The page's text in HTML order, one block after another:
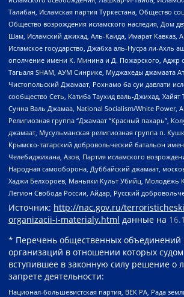
Талибан, Исламская партия Туркестана, Общество
Общество возрождения исламского наследия, Дом
Шам, Исламский джихад, Аль-Каида, Имарат Кавказ,
Исламское государство, Джабха аль-Нусра ли-Ахль
ополчение имени К. Минина и Д. Пожарского, Аджр
Тагьаля SHAM, АУМ Синрике, Муджахеды джамаата
Чистопольский Джамаат, Рохнамо ба суи давлати
сообщество Сеть, Катиба Таухид валь-Джихад,
Сунна Валь Джамаа, National Socialism/White Power,
Религиозная группа “Джамаат “Красный пахарь”,
джамаат, Мусульманская религиозная группа п.
Крымско-татарский добровольческий батальон
Челебиджихана, Азов, Партия исламского
Народная самооборона, Дуббайский джамаат,
Хаджи Белхороев, Маньяки Культ Убийц, Молодёжь
Легион Свобода России, Айдар, Русский
Источник: http://nac.gov.ru/
organizacii-i-materialy.html данные на
* Перечень общественных объединений
организаций в отношении которых
вступившее в законную силу решение о
запрете деятельности:
Национал-большевистская партия, ВЕК РА, Рада